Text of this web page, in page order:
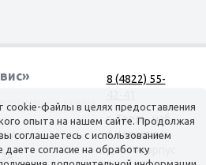
данных
8 (4822) 55-
г. Тверь, наб.
А. Никитина,
д. 144 корпус
cookie-файлы в целях предоставления
опыта на нашем сайте. Продолжая
соглашаетесь с использованием
согласие на обработку